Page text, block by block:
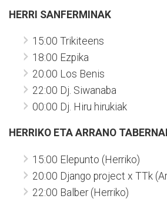
HERRI SANFERMINAK
15:00 Trikiteens
18:00 Ezpika
20:00 Los Benis
22:00 Dj. Siwanaba
00:00 Dj. Hiru hirukiak
HERRIKO ETA ARRANO
15:00 Elepunto (Herriko)
20:00 Django project x TTk
22:00 Balber (Herriko)